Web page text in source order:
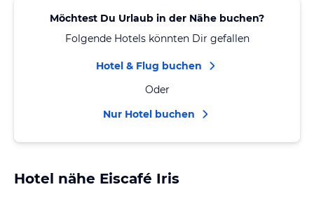
Möchtest Du Urlaub in der Nähe buchen?
Folgende Hotels könnten Dir gefallen
Hotel & Flug buchen
Oder
Nur Hotel buchen
Hotel nähe Eiscafé Iris